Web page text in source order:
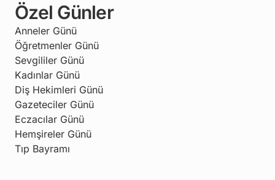
Özel Günler
Anneler Günü
Öğretmenler Günü
Sevgililer Günü
Kadınlar Günü
Diş Hekimleri Günü
Gazeteciler Günü
Eczacılar Günü
Hemşireler Günü
Tıp Bayramı